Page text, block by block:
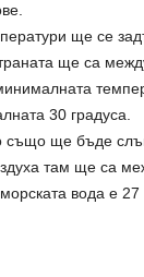
ще се
ще са
30 градуса.
също ще бъде
там ще са
вода е 27